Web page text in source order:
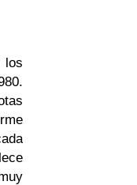
los